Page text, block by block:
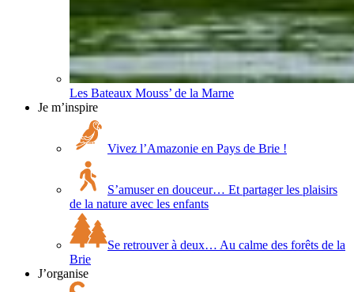
Les Bateaux Mouss’ de la Marne
Je m’inspire
Vivez l’Amazonie en Pays de Brie !
S’amuser en douceur… Et partager les plaisirs
de la nature avec les enfants
Se retrouver à deux… Au calme des forêts de la
Brie
J’organise